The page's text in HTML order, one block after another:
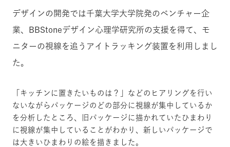
デザインの開発では千葉大学大学院発のベンチャー企
業、BBStoneデザイン心理学研究所の支援を得て
モ
ニターの視線を追うアイトラッキング装置を利用しまし
た。
「キッチンに置きたいものは？」などのヒアリングを行い
ないながらパッケージのどの部分に視線が集中しているか
を分析したところ、旧パッケージに描かれていたひまわり
に視線が集中していることがわかり、新しいパッケージで
は大きいひまわりの絵を描きました。